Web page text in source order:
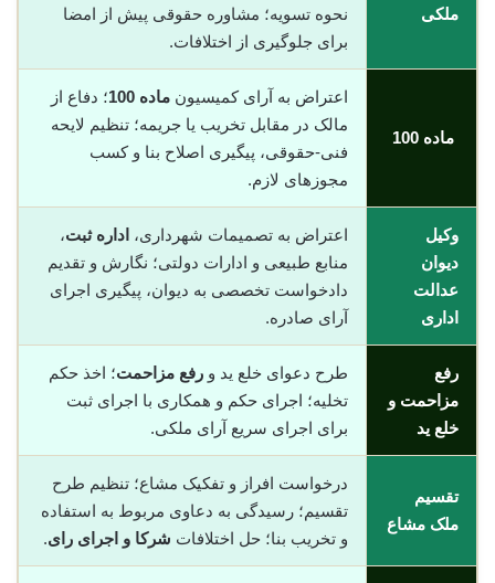
ملکی
نحوه تسویه؛ مشاوره حقوقی پیش از امضا
برای جلوگیری از اختلافات.
ماده 100
اعتراض به آرای کمیسیون ماده 100
؛ دفاع از
مالک در مقابل تخریب یا جریمه؛ تنظیم لایحه
فنی-حقوقی، پیگیری اصلاح بنا و کسب
مجوزهای لازم.
وکیل
دیوان
عدالت
اداری
اعتراض به تصمیمات شهرداری، اداره ثبت،
منابع طبیعی و ادارات دولتی؛ نگارش و تقدیم
دادخواست تخصصی به دیوان، پیگیری اجرای
آرای صادره.
رفع
مزاحمت و
خلع ید
طرح دعوای خلع ید و رفع مزاحمت؛ اخذ حکم
تخلیه؛ اجرای حکم و همکاری با اجرای ثبت
برای اجرای سریع آرای ملکی.
تقسیم
ملک مشاع
درخواست افراز و تفکیک مشاع؛ تنظیم طرح
تقسیم؛ رسیدگی به دعاوی مربوط به استفاده
و تخریب بنا؛ حل اختلافات شرکا و اجرای رای.